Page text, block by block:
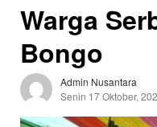
Warga
Bongo
Admin Nusantara
Senin 17 Oktober,